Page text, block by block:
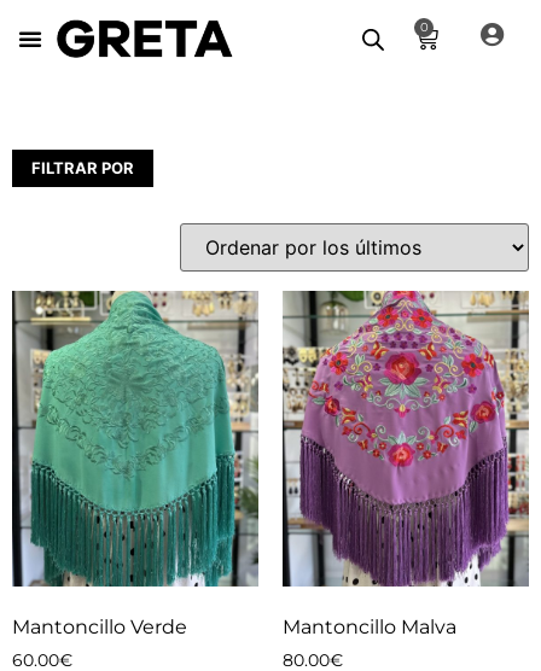
0
FILTRAR POR
Mantoncillo Verde
60.00€
Mantoncillo Malva
80.00€